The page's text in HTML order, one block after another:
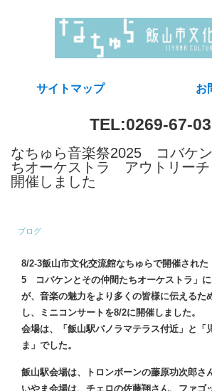
サイトマップ お
TEL:0269-67-
なちゅら音楽祭2025 コバケ
ちオーケストラ アウトリーチ
開催しました
ブログ
8/2-3飯山市文化交流館なちゅらで開催された
5 コバケンとその仲間たちオーケストラ」
が、音楽の魅力をより多くの皆様に伝えるた
し、ミニコンサートを8/2に開催しました。
会場は、「飯山駅パノラマテラス付近」と「
ま」でした。
飯山駅会場は、トロンボーンの藤原功次郎さ
いやま会場は、チェロの佐藤翔さん、ファゴ